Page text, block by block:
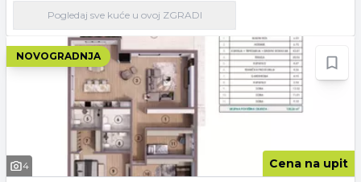
Pogledaj sve kućeu ovoj ZGRADI
NOVOGRADNJA
4 Cena na upit